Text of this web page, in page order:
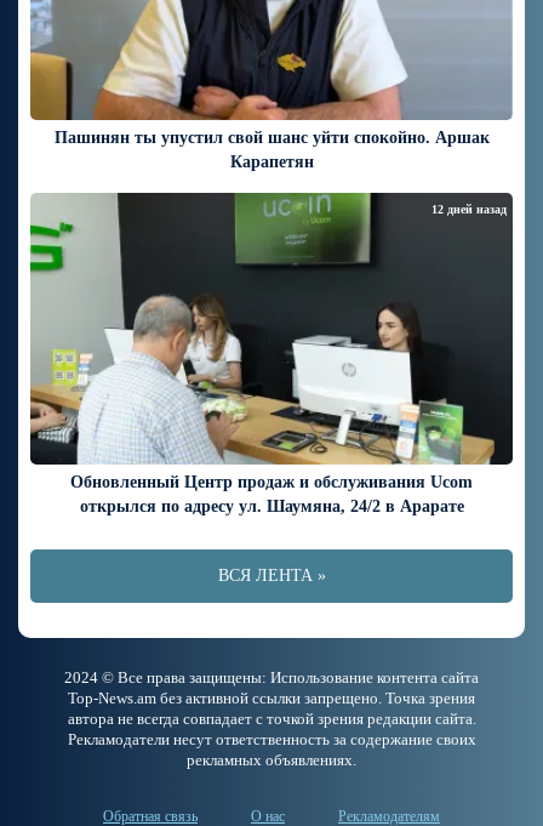
Пашинян ты упустил свой шанс уйти спокойно. Аршак
Карапетян
Обновленный Центр продаж и обслуживания Ucom
открылся по адресу ул. Шаумяна, 24/2 в Арарате
12 дней назад
ВСЯ ЛЕНТА »
2024 © Все права защищены: Использование контента сайта
Top-News.am без активной ссылки запрещено. Точка зрения
автора не всегда совпадает с точкой зрения редакции сайта.
Рекламодатели несут ответственность за содержание своих
рекламных объявлениях.
Обратная связь О нас Рекламодателям